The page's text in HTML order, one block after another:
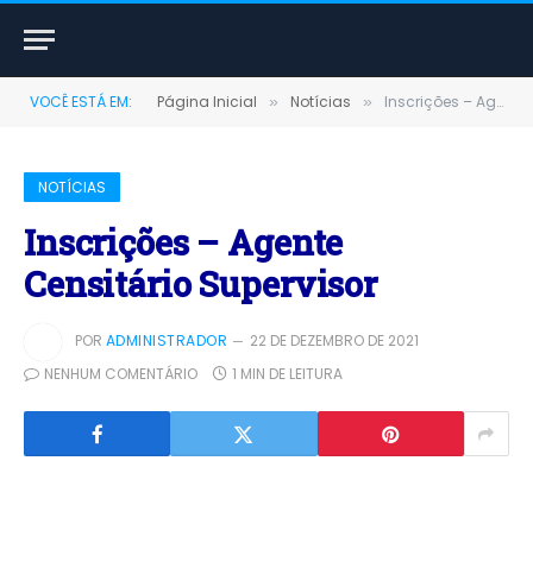
VOCÊ ESTÁ EM: Página Inicial » Notícias » Inscrições – Agente Censitário Supervisor
NOTÍCIAS
Inscrições – Agente
Censitário Supervisor
POR ADMINISTRADOR
22 DE DEZEMBRO DE 2021
NENHUM COMENTÁRIO
1 MIN DE LEITURA